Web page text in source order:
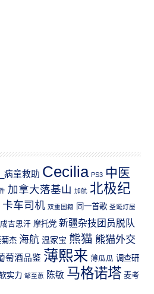
病童救助 Cecilia PS3 中医
加拿大落基山 加航 北极纪
卡车司机 双重国籍 同一首歌 圣诞灯屋
成吉思汗 摩托党 新疆杂技团员脱队
杰 海航 温家宝 熊猫 熊猫外交
萄酒品鉴 薄熙来 薄瓜瓜 调查研
实力 邹至蕙 陈敏 马格诺塔 麦考